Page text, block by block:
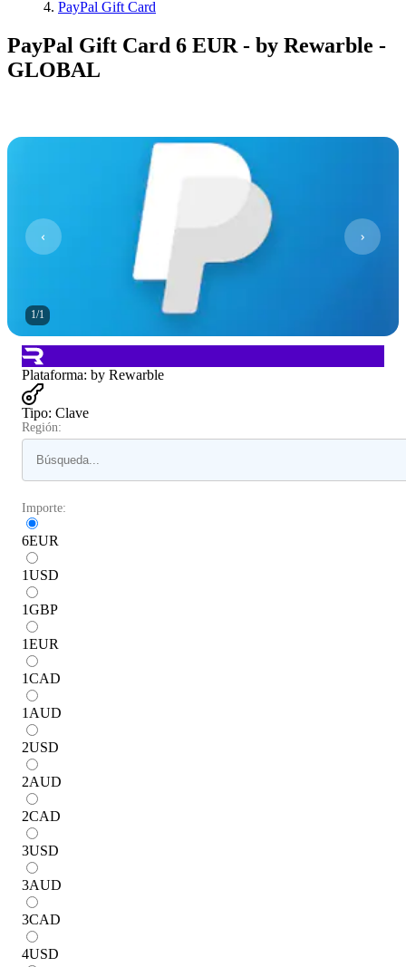
PayPal Gift Card
PayPal Gift Card 6 EUR - by Rewarble -
GLOBAL
1/1
Plataforma: by Rewarble
Tipo: Clave
Región:
Importe:
6EUR
1USD
1GBP
1EUR
1CAD
1 AUD
2USD
2AUD
2CAD
3USD
3AUD
3CAD
4USD